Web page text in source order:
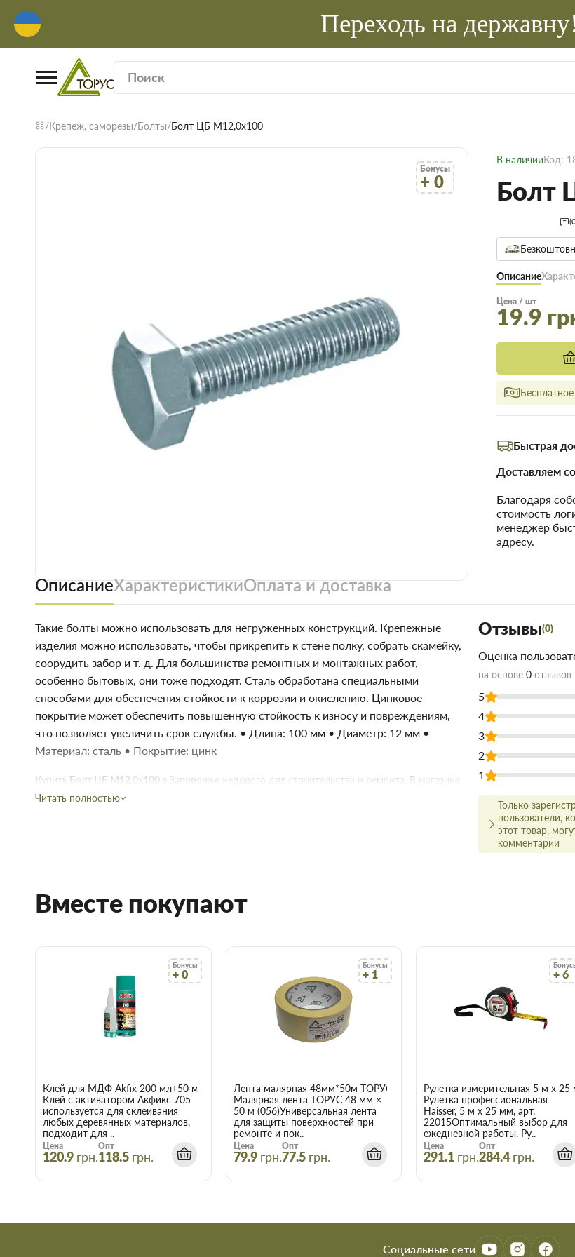
Переходь на
Крепеж, саморезы Болты Болт ЦБ М12,0х100
Бонусы
+ 0
В наличииКод:
Болт
Описание
Цена / шт
19.9
Быстрая
Доставляем
Благодаря
стоимость
менеджер
адресу.
ОписаниеХарактеристикиОплата и доставка
Такие болты можно использовать для негруженных конструкций. Крепежные
изделия можно использовать, чтобы прикрепить к стене полку, собрать скамейку,
соорудить забор и т. д. Для большинства ремонтных и монтажных работ,
особенно бытовых, они тоже подходят. Сталь обработана специальными
способами для обеспечения стойкости к коррозии и окислению. Цинковое
покрытие может обеспечить повышенную стойкость к износу и повреждениям,
что позволяет увеличить срок службы. • Длина: 100 мм • Диаметр: 12 мм •
Материал: сталь • Покрытие: цинк
Купить Болт ЦБ М12,0х100 в Запорожье недорого для строительства и ремонта. В магазине
строительных материалов Торус можно купить по низкой цене непосредственно на складе,
позвонить и проконсультироваться со знающим, опытным менеджером.
интернет-магазине начинает действовать при покупке двух и более товаров.
Купить Болт ЦБ М12,0х100 в Запорожье
Воспользуйтесь услугами интернет-магазина Торус! Это означает сберечь время, деньги и
нервы и получить с доставкой именно те товары и услуги, какие вам требуются.
Читать полностью
Отзывы(0)
Оценка
на основе 0 отзывов
5
4
3
2
1
Только
пользователи,
этот товар,
комментарии
Вместе покупают
Бонусы
+ 0
Клей для МДФ Akfix 200 мл+50 мл
Клей с активатором Акфикс 705
используется для склеивания
любых деревянных материалов,
подходит для ..
Цена
120.9 грн.
Опт
118.5 грн.
Бонусы
+ 1
Лента малярная 48мм*50м ТОРУС 056
Малярная лента ТОРУС 48 мм ×
50 м (056)Универсальная лента
для защиты поверхностей при
ремонте и пок..
Цена
79.9 грн.
Опт
77.5 грн.
+ 6
Рулетка измерительная 5 м x
Рулетка профессиональная
Haisser, 5 м x 25 мм, арт.
22015Оптимальный выбор для
ежедневной работы. Ру..
Цена
291.1 грн.
Опт
284.4 грн.
Социальные сети